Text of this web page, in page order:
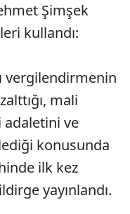
Şimşek
kullandı:
vergilendirmenin
mali
ve
konusunda
ilk kez
yayınlandı.